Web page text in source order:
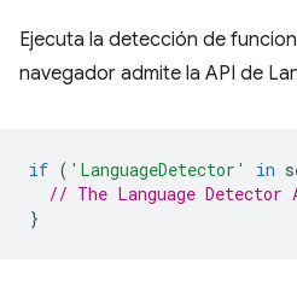
Ejecuta la detección de
navegador admite la API de
if ( 'LanguageDetector' in
// The Language
}